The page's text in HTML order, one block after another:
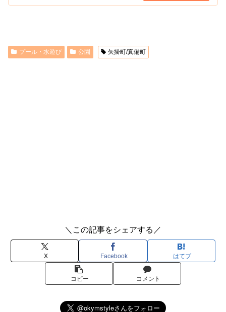
プール・水遊び 公園 矢掛町/真備町
＼この記事をシェアする／
X Facebook はてブ
コピー コメント